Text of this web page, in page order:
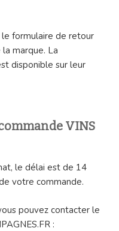
formulaire de retour
marque. La
disponible sur leur
VINS
le délai est de 14
votre commande.
pouvez contacter le
: